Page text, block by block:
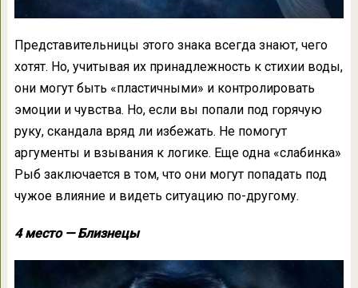
Представительницы этого знака всегда знают, чего
хотят. Но, учитывая их принадлежность к стихии воды,
они могут быть «пластичными» и контролировать
эмоции и чувства. Но, если вы попали под горячую
руку, скандала вряд ли избежать. Не помогут
аргументы и взывания к логике. Еще одна «слабинка»
Рыб заключается в том, что они могут попадать под
чужое влияние и видеть ситуацию по-другому.
4 место — Близнецы